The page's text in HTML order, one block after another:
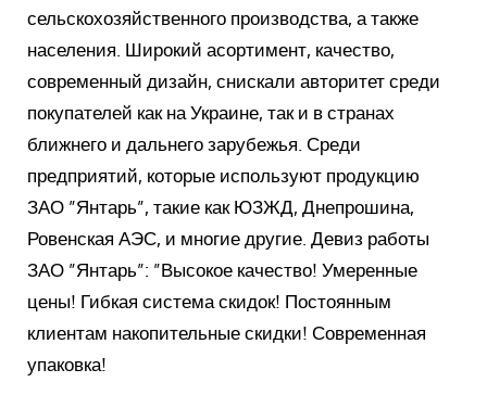
сельскохозяйственного производства, а также
населения. Широкий асортимент, качество,
современный дизайн, снискали авторитет среди
покупателей как на Украине, так и в странах
ближнего и дальнего зарубежья. Среди
предприятий, которые используют продукцию
ЗАО ”Янтарь”, такие как ЮЗЖД, Днепрошина,
Ровенская АЭС, и многие другие. Девиз работы
ЗАО ”Янтарь”: ”Высокое качество! Умеренные
цены! Гибкая система скидок! Постоянным
клиентам накопительные скидки! Современная
упаковка!